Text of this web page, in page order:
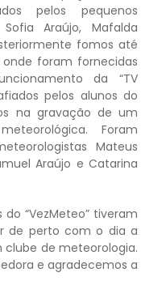
pelos pequenos
Araújo, Mafalda
fomos até
onde foram fornecidas
da “TV
pelos alunos do
na gravação de um
Foram
Mateus
Araújo e Catarina
“VezMeteo” tiveram
de perto com o dia a
de meteorologia.
e agradecemos a